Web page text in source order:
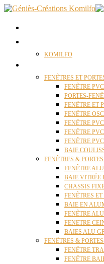
KOMILFO
FENÊTRES ET
FENÊTRE
PORTES-
FENÊTRE ET
FENÊTRE
FENÊTRE
FENÊTRE
FENÊTRE
BAIE
FENÊTRES &
FENÊTRE
BAIE VITRÉE
CHASSIS
FENÊTRES
BAIE EN
FENÊTRE
FENETRE
BAIES ALU
FENÊTRES &
FENÊTRE
FENÊTRE